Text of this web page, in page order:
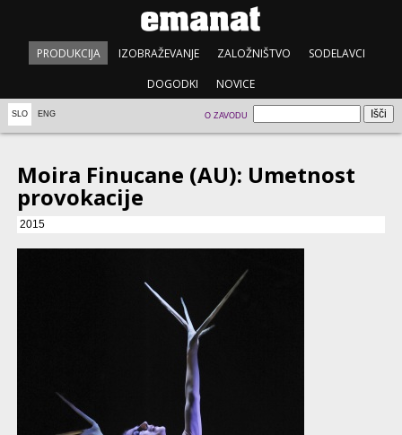
PRODUKCIJA IZOBRAŽEVANJE ZALOŽNIŠTVO SODELAVCI
DOGODKI NOVICE
SLO ENG O ZAVODU
Moira Finucane (AU): Umetnost
provokacije
2015